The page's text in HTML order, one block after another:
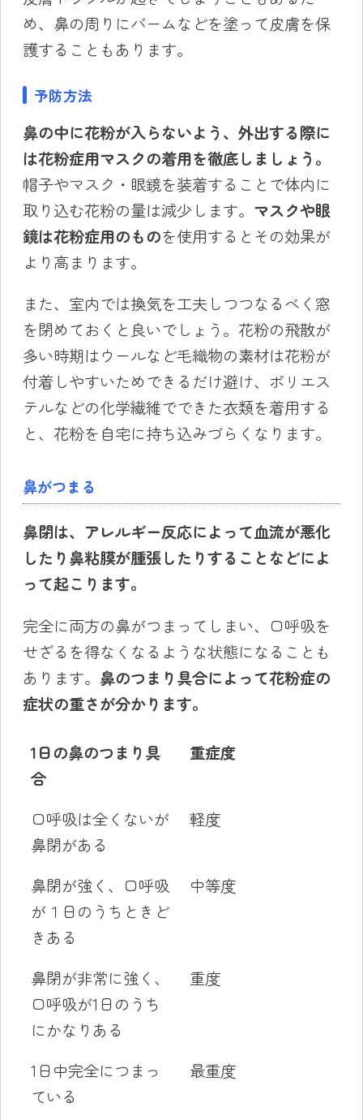
め、鼻の周りにバームなどを塗って皮膚を保
護することもあります。
予防方法
鼻の中に花粉が入らないよう、外出する際に
は花粉症用マスクの着用を徹底しましょう。
帽子やマスク・眼鏡を装着することで体内に
取り込む花粉の量は減少します。 マスクや眼
鏡は花粉症用のものを使用するとその効果が
より高まります。
また、室内では換気を工夫しつつなるべく窓
を閉めておくと良いでしょう。花粉の飛散が
多い時期はウールなど毛織物の素材は花粉が
付着しやすいためできるだけ避け、ポリエス
テルなどの化学繊維でできた衣類を着用する
と、花粉を自宅に持ち込みづらくなります。
鼻がつまる
鼻閉は、アレルギー反応によって血流が悪化
したり鼻粘膜が腫張したりすることなどによ
って起こります。
完全に両方の鼻がつまってしまい、口呼吸を
せざるを得なくなるような状態になることも
あります。 鼻のつまり具合によって花粉症の
症状の重さが分かります。
1日の鼻のつまり具
合
重症度
口呼吸は全くないが
鼻閉がある
軽度
鼻閉が強く、口呼吸
が１日のうちときど
きある
中等度
鼻閉が非常に強く、
口呼吸が1日のうち
にかなりある
重度
1日中完全につまっ
ている
最重度